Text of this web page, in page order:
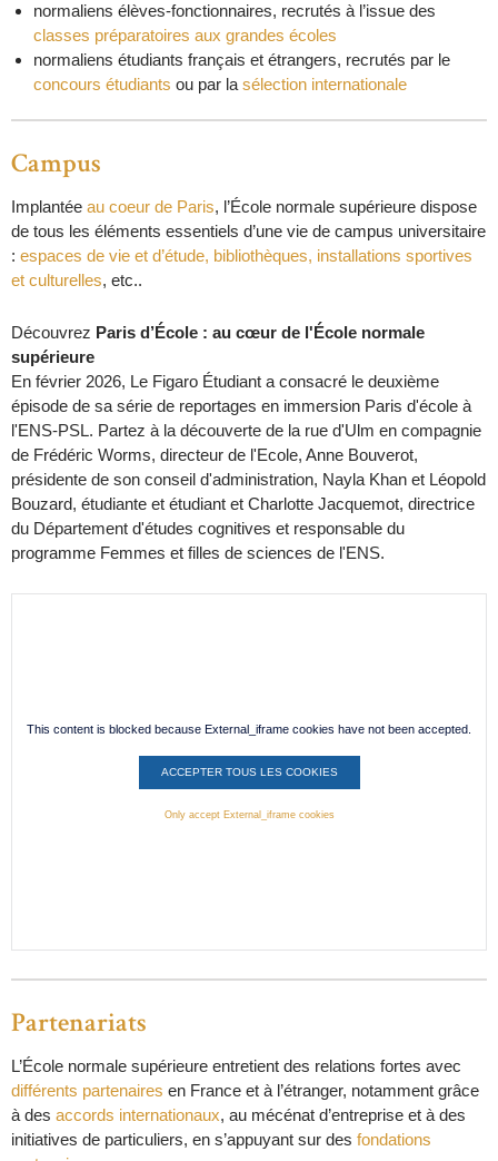
normaliens élèves-fonctionnaires, recrutés à l’issue des
classes préparatoires aux grandes écoles
normaliens étudiants français et étrangers, recrutés par le
concours étudiants ou par la sélection internationale
Campus
Implantée au coeur de Paris, l’École normale supérieure dispose
de tous les éléments essentiels d’une vie de campus universitaire
: espaces de vie et d’étude, bibliothèques, installations sportives
et culturelles, etc..
Découvrez Paris d’École : au cœur de l'École normale
supérieure
En février 2026, Le Figaro Étudiant a consacré le deuxième
épisode de sa série de reportages en immersion Paris d'école à
l'ENS-PSL. Partez à la découverte de la rue d'Ulm en compagnie
de Frédéric Worms, directeur de l'Ecole, Anne Bouverot,
présidente de son conseil d'administration, Nayla Khan et Léopold
Bouzard, étudiante et étudiant et Charlotte Jacquemot, directrice
du Département d'études cognitives et responsable du
programme Femmes et filles de sciences de l'ENS.
This content is blocked because External_iframe cookies have not been accepted.
ACCEPTER TOUS LES COOKIES
Only accept External_iframe cookies
Partenariats
L’École normale supérieure entretient des relations fortes avec
différents partenaires en France et à l’étranger, notamment grâce
à des accords internationaux, au mécénat d’entreprise et à des
initiatives de particuliers, en s’appuyant sur des fondations